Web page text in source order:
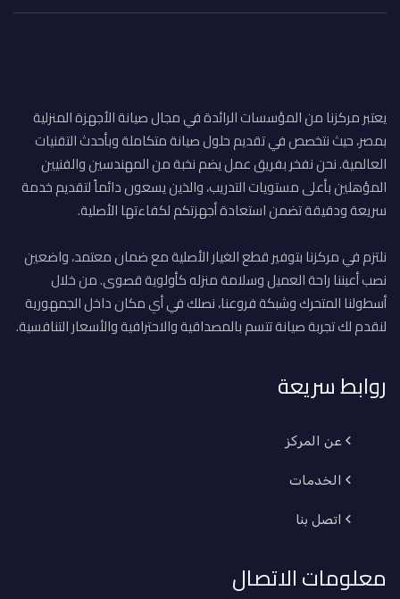
يعتبر مركزنا من المؤسسات الرائدة في مجال صيانة الأجهزة المنزلية
بمصر، حيث نتخصص في تقديم حلول صيانة متكاملة وبأحدث التقنيات
العالمية. نحن نفخر بفريق عمل يضم نخبة من المهندسين والفنيين
المؤهلين بأعلى مستويات التدريب، والذين يسعون دائماً لتقديم خدمة
سريعة ودقيقة تضمن استعادة أجهزتكم لكفاءتها الأصلية.
نلتزم في مركزنا بتوفير قطع الغيار الأصلية مع ضمان معتمد، واضعين
نصب أعيننا راحة العميل وسلامة منزله كأولوية قصوى. من خلال
أسطولنا المتحرك وشبكة فروعنا، نصلك في أي مكان داخل الجمهورية
لنقدم لك تجربة صيانة تتسم بالمصداقية والاحترافية والأسعار التنافسية.
روابط سريعة
عن المركز
الخدمات
اتصل بنا
معلومات الاتصال